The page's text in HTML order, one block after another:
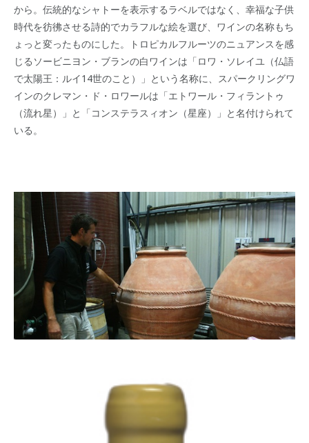
から。伝統的なシャトーを表示するラベルではなく、幸福な子供
時代を彷彿させる詩的でカラフルな絵を選び、ワインの名称もち
ょっと変ったものにした。トロピカルフルーツのニュアンスを感
じるソービニヨン・ブランの白ワインは「ロワ・ソレイユ（仏語
で太陽王：ルイ14世のこと）」という名称に、スパークリングワ
インのクレマン・ド・ロワールは「エトワール・フィラントゥ
（流れ星）」と「コンステラスィオン（星座）」と名付けられて
いる。